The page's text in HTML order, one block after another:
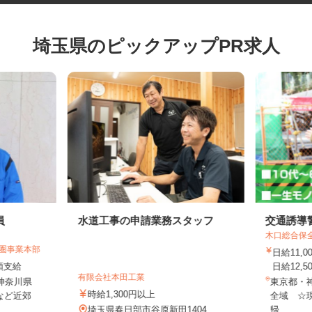
埼玉県のピックアップPR求人
事業本部
支給
奈川県
有限会社本田工業
時給1,300円以上
交通誘
木口総合
日給
日給
東京都